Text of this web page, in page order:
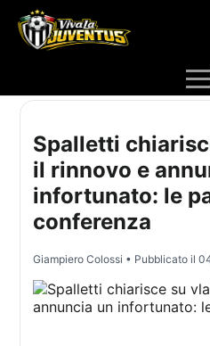
Spalletti
il rinnovo e
infortunato: le
conferenza
Giampiero Colossi • Pubblicato il